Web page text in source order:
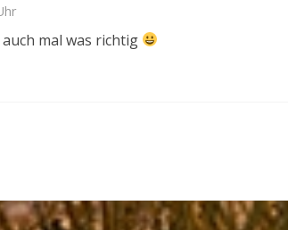
mal was richtig